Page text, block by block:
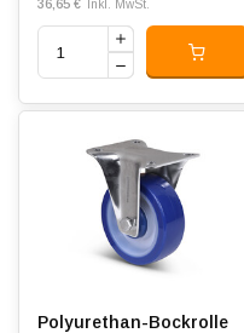
36,65 € Inkl. MwSt.
Polyurethan-Bockrolle